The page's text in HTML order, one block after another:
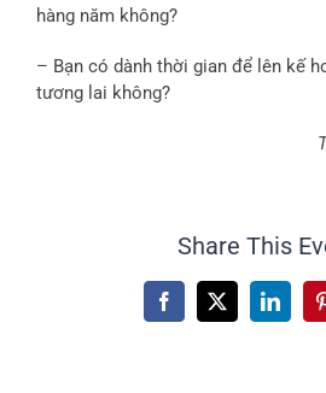
hàng năm không?
– Bạn có dành thời gian để lên kế
tương lai không?
Share This
Facebook
X